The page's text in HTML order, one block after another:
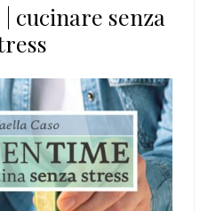
cucinare senza